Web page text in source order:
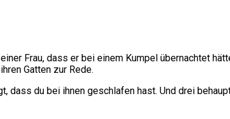
Frau, dass er bei einem Kumpel übernachtet
Gatten zur Rede.
dass du bei ihnen geschlafen hast. Und drei